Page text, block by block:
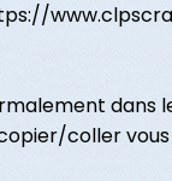
dans
coller